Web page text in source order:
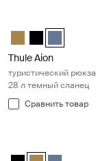
Thule Aion travel
Thule Aion
Thule
Thule Aion
туристический
28 л темный сланец
Сравнить товар
Thule Aion travel
Thule Aion
Thule